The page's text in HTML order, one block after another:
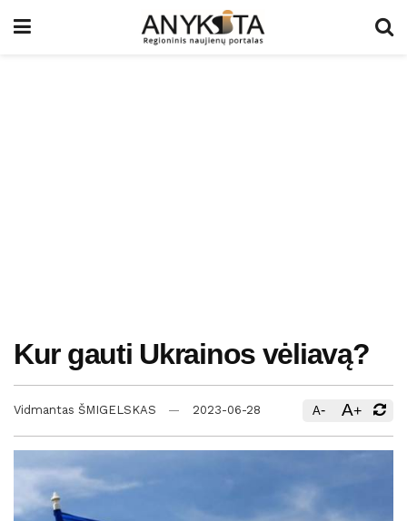
Kur gauti Ukrainos vėliavą?
Vidmantas ŠMIGELSKAS 2023-06-28 A- A+